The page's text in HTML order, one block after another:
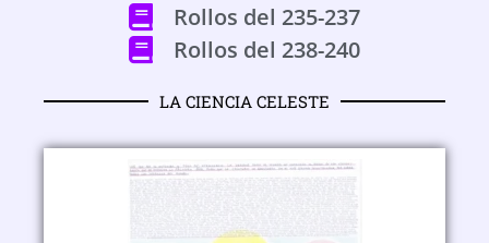
Rollos del 235-237
Rollos del 238-240
LA CIENCIA CELESTE